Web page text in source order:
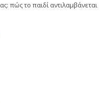
πώς το παιδί αντιλαμβάνεται